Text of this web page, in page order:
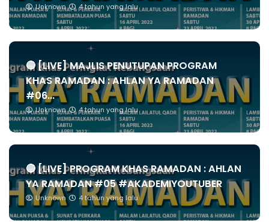
Unknown 4 tahun yang lalu
🔴 [LIVE] MAJLIS PENUTUPAN PROGRAM
KHAS RAMADAN : AHLAN YA RAMADAN
#06...
Unknown 4 tahun yang lalu
🔴 [LIVE] PROGRAM KHAS RAMADAN : AHLAN
YA RAMADAN #05 #AKADEMIYOUTUBER
Unknown 4 tahun yang lalu